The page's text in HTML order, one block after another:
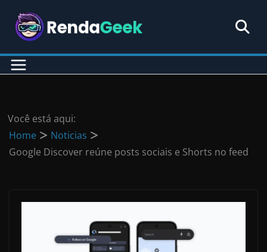
para
conteúdo
Você está aqui:
Home
Noticias
Google Discover reúne posts sociais e Shorts no feed